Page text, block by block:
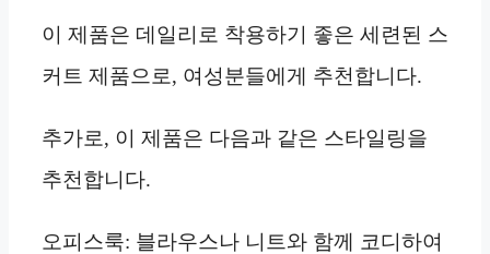
이 제품은 데일리로 착용하기 좋은 세련된 스
커트 제품으로, 여성분들에게 추천합니다.
추가로, 이 제품은 다음과 같은 스타일링을
추천합니다.
오피스룩: 블라우스나 니트와 함께 코디하여